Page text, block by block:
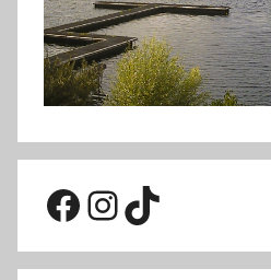
Facebook
Instagram
TikTok